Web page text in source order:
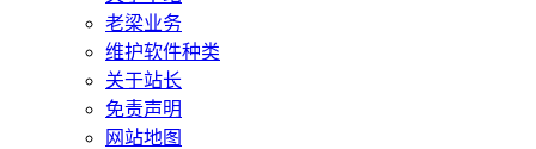
老梁业务
维护软件种类
关于站长
免责声明
网站地图